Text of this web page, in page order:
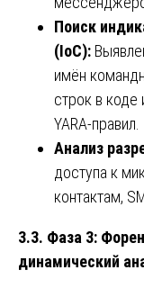
Поиск
(IoC):
имён
строк в коде
YARA-правил.
Анализ
доступа к
контактам,
3.3. Фаза 3:
динамический